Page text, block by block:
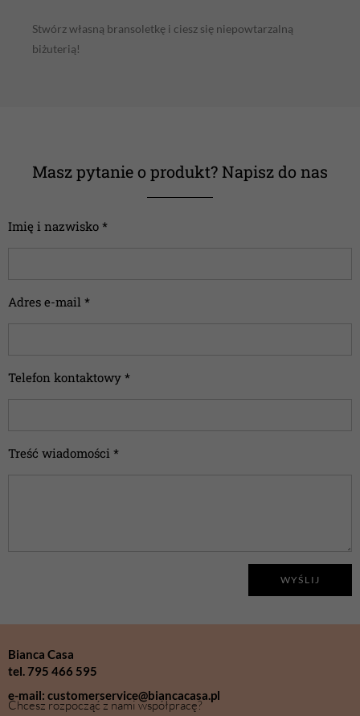
Stwórz własną bransoletkę i ciesz się niepowtarzalną
biżuterią!
Masz pytanie o produkt? Napisz do nas
Imię i nazwisko *
Adres e-mail *
Telefon kontaktowy *
Treść wiadomości *
WYŚLIJ
Bianca Casa
tel. 795 466 595
e-mail: customerservice@biancacasa.pl
Chcesz rozpocząć z nami współpracę?